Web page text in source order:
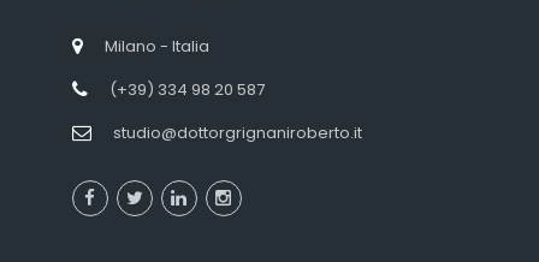
Milano - Italia
(+39) 334 98 20 587
studio@dottorgrignaniroberto.it